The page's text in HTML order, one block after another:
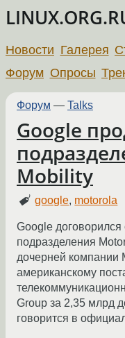
Новости Галерея
Форум Опросы
Форум — Talks
Google
Mobility
google, motorola
Google
подразделения
дочерней компании
американскому
Group за 2,35 млрд
говорится в